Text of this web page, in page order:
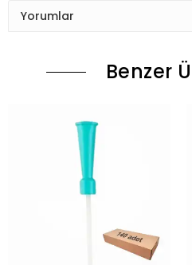
Yorumlar
Benzer